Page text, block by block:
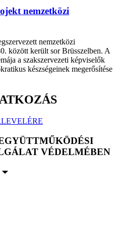
nemzetközi
nemzetközi
között került sor Brüsszelben. A
a szakszervezeti képviselők
készségeinek megerősítése
VÉDELMÉBEN